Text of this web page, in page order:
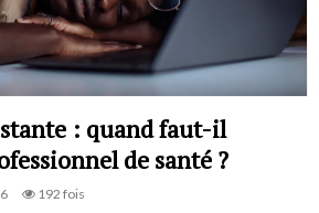
: quand faut-il
de santé ?
192 fois